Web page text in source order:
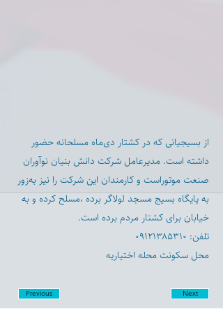
از بسیجیانی که در کشتار دی‌ماه مسلحانه حضور
داشته است.‏ مدیرعامل شرکت دانش بنیان نوآوران
صنعت موتوراست و کارمندان این شرکت را نیز به‌زور
به پایگاه بسیج مسجد لولاگر برده ،مسلح کرده و به
خیابان برای کشتار مردم برده است.
‏تلفن: ۰۹۱۲۱۳۸۵۳۱۰ ‏
محل سکونت محله اختیاریه
Previous Next